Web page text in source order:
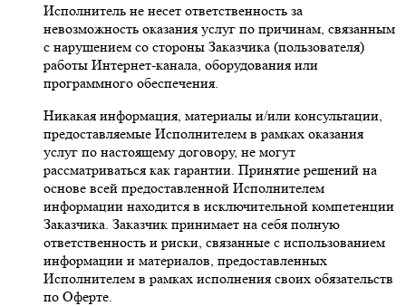
Исполнитель не несет ответственность за
невозможность оказания услуг по причинам, связанным
с нарушением со стороны Заказчика (пользователя)
работы Интернет-канала, оборудования или
программного обеспечения.
Никакая информация, материалы и/или консультации,
предоставляемые Исполнителем в рамках оказания
услуг по настоящему договору, не могут
рассматриваться как гарантии. Принятие решений на
основе всей предоставленной Исполнителем
информации находится в исключительной компетенции
Заказчика. Заказчик принимает на себя полную
ответственность и риски, связанные с использованием
информации и материалов, предоставленных
Исполнителем в рамках исполнения своих обязательств
по Оферте.